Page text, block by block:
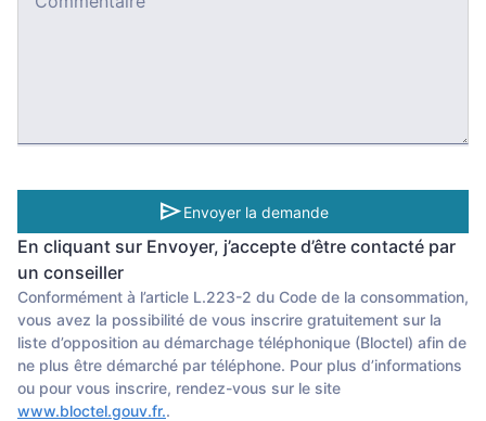
sendEnvoyer la demande
En cliquant sur Envoyer, j’accepte d’être contacté par
un conseiller
Conformément à l’article L.223-2 du Code de la consommation,
vous avez la possibilité de vous inscrire gratuitement sur la
liste d’opposition au démarchage téléphonique (Bloctel) afin de
ne plus être démarché par téléphone. Pour plus d’informations
ou pour vous inscrire, rendez-vous sur le site
www.bloctel.gouv.fr..